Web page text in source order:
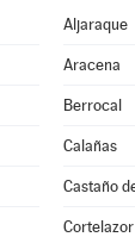
Aljaraque
Aracena
Berrocal
Calañas
Castaño
Cortelazor